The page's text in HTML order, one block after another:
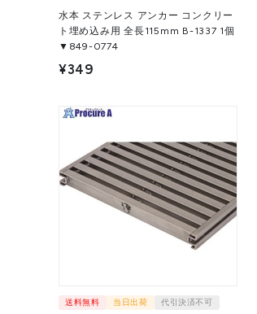
水本 ステンレス アンカー コンクリー
ト埋め込み用 全長115mm B-1337 1個
▼849-0774
¥349
送料無料 当日出荷 代引決済不可